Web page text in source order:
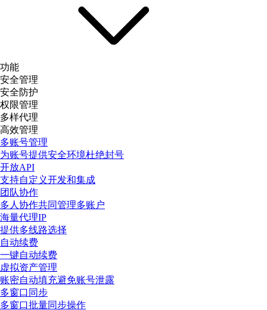
功能
安全管理
安全防护
权限管理
多样代理
高效管理
多账号管理
为账号提供安全环境杜绝封号
开放API
支持自定义开发和集成
团队协作
多人协作共同管理多账户
海量代理IP
提供多线路选择
自动续费
一键自动续费
虚拟资产管理
账密自动填充避免账号泄露
多窗口同步
多窗口批量同步操作